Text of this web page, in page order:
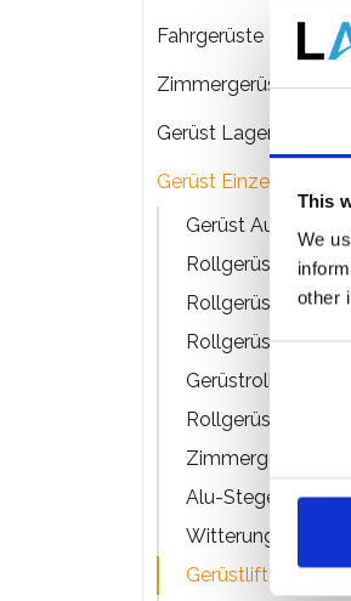
This
We
other
Consent
Selection
Fahrgerüste
Zimmergerüste
Gerüst Lagerung &
Gerüst Einzelteile
Gerüst
Rollgerüst Bühnen
Rollgerüst
Rollgerüst
Gerüstrollen
Rollgerüst
Zimmergerüst
Alu-Stege
Witterungsschutz
Gerüstlift -